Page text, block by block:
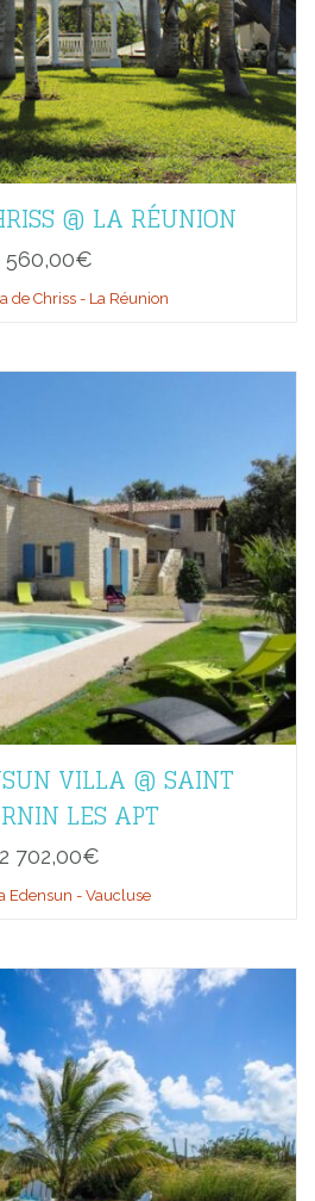
@ LA RÉUNION
560,00€
de Chriss - La Réunion
VILLA @ SAINT
LES APT
2 702,00€
Edensun - Vaucluse